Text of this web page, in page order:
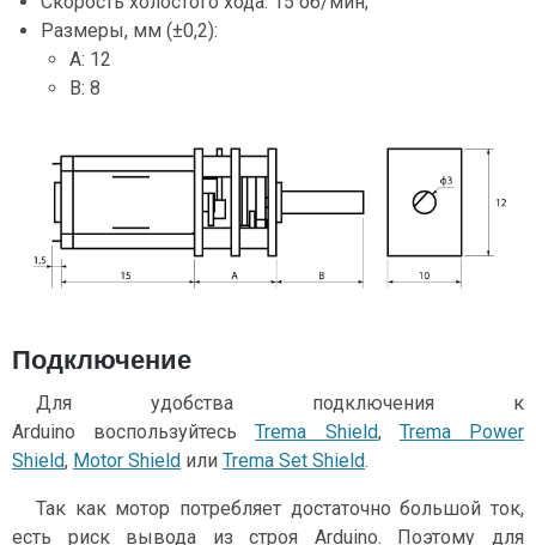
Размеры, мм (±0,2):
A: 12
B: 8
Подключение
Для удобства подключения к
Arduino воспользуйтесьTrema Shield, Trema Power
Shield, Motor Shield или Trema Set Shield.
Так как мотор потребляет достаточно большой ток,
есть риск вывода из строя Arduino. Поэтому для